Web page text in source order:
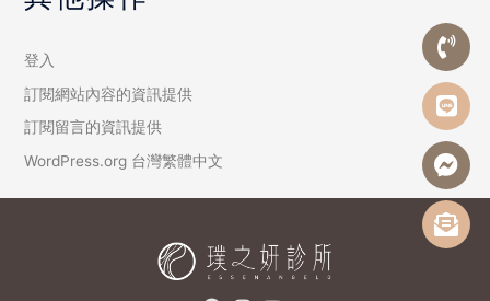
登入
訂閱網站內容的資訊提供
訂閱留言的資訊提供
WordPress.org 台灣繁體中文